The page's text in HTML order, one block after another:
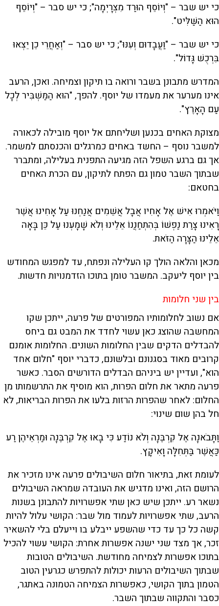
כי יש שבר – "וְיוֹסֵף הוּרַד מִצְרָיְמָה"; כי יש סבר – "וְיוֹסֵף
הוּא הַשַּׁלִּיט".
כי יש שבר – "וַעֲבָדוּם וְעִנּוּ"; כי יש סבר – "וְאַחֲרֵי כֵן יֵצְאוּ
בִּרְכֻשׁ גָּדוֹל".
המדרש מתבונן בשבר ורואה בו תיקון וצמיחה. ואכן, הרעב
אינו מערער את מעמדו של יוסף. להפך, "הוּא הַמַּשְׁבִּיר לְכָל
עַם הָאָרֶץ".
מצוקת האחים בכנען ושליחתם אל יוסף מובילה לכאורה
למשבר נוסף – החשד באחים כמרגלים והכנסתם למשמר.
אך גם ברגע השפל הזה מגיעה התפנית בעלילה, ומתברר
שבתוך השבר טמון גם הפתח לתיקון, עם הכרת האחים
בחטאם:
וַיֹּאמְרוּ אִישׁ אֶל אָחִיו אֲבָל אֲשֵׁמִים אֲנַחְנוּ עַל אָחִינוּ אֲשֶׁר
רָאִינוּ צָרַת נַפְשׁוֹ בְּהִתְחַנֲנוֹ אֵלֵינוּ וְלֹא שָׁמָעְנוּ עַל כֵּן בָּאָה
אֵלֵינוּ הַצָּרָה הַזֹּאת.
מכאן והלאה הולך קו העלילה ונפתח, עד למפגש המחודש
בין יוסף ליעקב. המשבר טומן בתוכו הזדמנויות חדשות.
בין שני חלומות
אם נשוב לחלומותיו המפורטים של פרעה, ייתכן שקו
המחשבה שהוצג כאן עשוי לחדד את המבט גם ביחס
להבדלים הדקים שבין החלומות השונים. החלומות אומנם
קרובים מאוד בסגנונם ובלשונם, כדברי יוסף "חלום אחד
הוא", ועדיין יש ביניהם הבדלים הדורשים הסבר. כאשר
פרעה מתאר את חלום הפרות, הוא מוסיף את התרשמותו מן
החלום: לאחר שהפרות הרזות בלעו את הפרות הבריאות, לא
חל בהן שום שינוי:
וַתָּבֹאנָה אֶל קִרְבֶּנָה וְלֹא נוֹדַע כִּי בָאוּ אֶל קִרְבֶּנָה וּמַרְאֵיהֶן רַע
כַּאֲשֶׁר בַּתְּחִלָּה וָאִיקָץ.
לעומת זאת, בתיאור חלום השיבולים פרעה אינו מזכיר את
הרושם הזה, ואינו מדגיש את העובדה שמראה השיבולים
נשאר רע. ייתכן שיש כאן שתי אפשרויות להתבונן בשנות
הרעב, שתי אפשרויות לעמוד מול שבר: הקושי עלול להיות
קשה כל כך עד כדי שהשפע ייבלע בו וייעלם בלי להשאיר
זכר, אך מצד שני ישנה אפשרות אחרת: הקושי עשוי להכיל
בתוכו אפשרות לצמיחה מחודשת. השיבולים הטובות
שבתוך השיבולים הרעות יכולות להתפרש כגרעין הטוב
הטמון בתוך הקושי, כאפשרות הצמיחה הטמונה באתגר,
כסבר והתקווה שבתוך השבר.